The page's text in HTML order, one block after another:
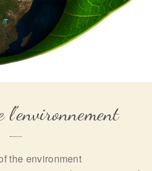
l'environnement
the environment